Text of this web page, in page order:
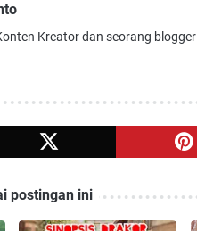
Kreator dan seorang blogger
postingan ini